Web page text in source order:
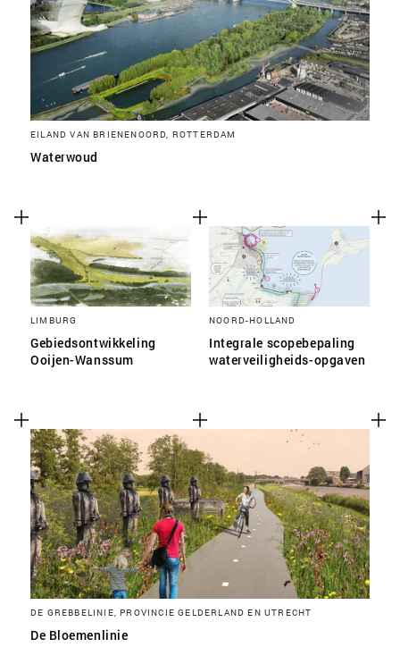
EILAND VAN BRIENENOORD, ROTTERDAM
Waterwoud
LIMBURG
Gebiedsontwikkeling
Ooijen-Wanssum
NOORD-HOLLAND
Integrale scopebepaling
waterveiligheids-opgaven
DE GREBBELINIE, PROVINCIE GELDERLAND EN UTRECHT
De Bloemenlinie